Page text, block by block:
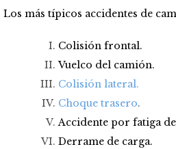
Los más típicos accidentes de
Colisión frontal.
Vuelco del camión.
Colisión lateral.
Choque trasero.
Accidente por fatiga
Derrame de carga.